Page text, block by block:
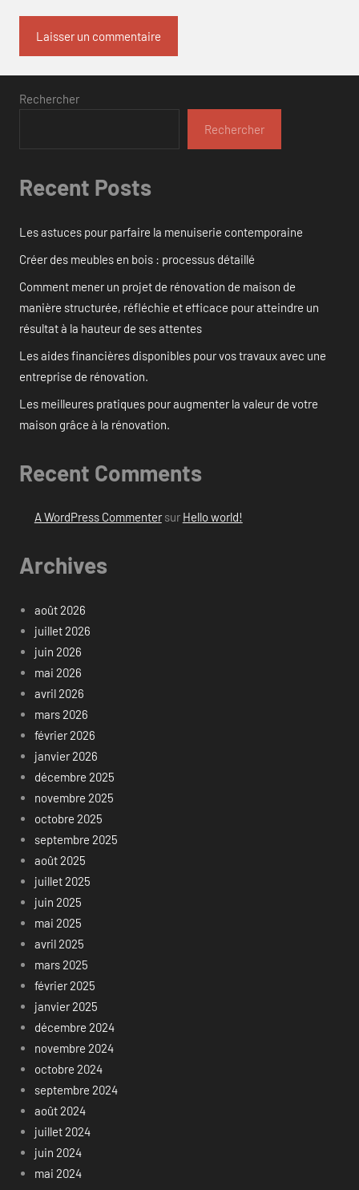
Rechercher
Rechercher
Recent Posts
Les astuces pour parfaire la menuiserie contemporaine
Créer des meubles en bois : processus détaillé
Comment mener un projet de rénovation de maison de
manière structurée, réfléchie et efficace pour atteindre un
résultat à la hauteur de ses attentes
Les aides financières disponibles pour vos travaux avec une
entreprise de rénovation.
Les meilleures pratiques pour augmenter la valeur de votre
maison grâce à la rénovation.
Recent Comments
A WordPress Commentersur Hello world!
Archives
août 2026
juillet 2026
juin 2026
mai 2026
avril 2026
mars 2026
février 2026
janvier 2026
décembre 2025
novembre 2025
octobre 2025
septembre 2025
août 2025
juillet 2025
juin 2025
mai 2025
avril 2025
mars 2025
février 2025
janvier 2025
décembre 2024
novembre 2024
octobre 2024
septembre 2024
août 2024
juillet 2024
juin 2024
mai 2024